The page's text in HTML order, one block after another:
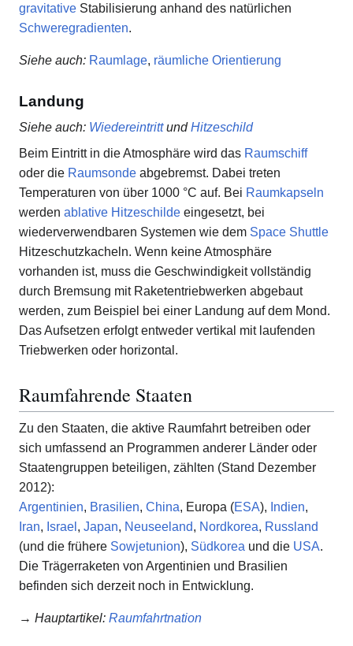
gravitative Stabilisierung anhand des natürlichen
Schweregradienten.
Siehe auch: Raumlage, räumliche Orientierung
Landung
Siehe auch: WiedereintrittundHitzeschild
Beim Eintritt in die Atmosphäre wird das Raumschiff
oder die Raumsonde abgebremst. Dabei treten
Temperaturen von über 1000 °C auf. Bei Raumkapseln
werden ablative Hitzeschilde eingesetzt, bei
wiederverwendbaren Systemen wie dem Space Shuttle
Hitzeschutzkacheln. Wenn keine Atmosphäre
vorhanden ist, muss die Geschwindigkeit vollständig
durch Bremsung mit Raketentriebwerken abgebaut
werden, zum Beispiel bei einer Landung auf dem Mond.
Das Aufsetzen erfolgt entweder vertikal mit laufenden
Triebwerken oder horizontal.
Raumfahrende Staaten
Zu den Staaten, die aktive Raumfahrt betreiben oder
sich umfassend an Programmen anderer Länder oder
Staatengruppen beteiligen, zählten (Stand Dezember
2012):
Argentinien, Brasilien, China, Europa (ESA), Indien,
Iran, Israel , Japan, Neuseeland, Nordkorea, Russland
(und die frühere Sowjetunion), Südkorea und die USA.
Die Trägerraketen von Argentinien und Brasilien
befinden sich derzeit noch in Entwicklung.
→ Hauptartikel: Raumfahrtnation